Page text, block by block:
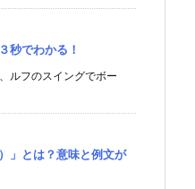
秒でわかる！
ルフのスイングでボー
」とは？意味と例文が